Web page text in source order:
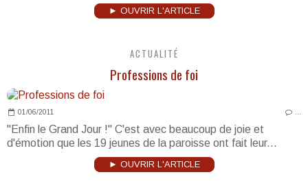
► OUVRIR L'ARTICLE
ACTUALITÉ
Professions de foi
01/06/2011
"Enfin le Grand Jour !" C'est avec beaucoup de joie et
d'émotion que les 19 jeunes de la paroisse ont fait leur...
► OUVRIR L'ARTICLE